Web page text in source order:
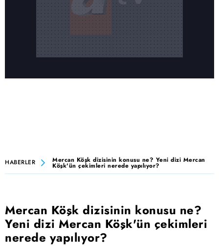
HABERLER Mercan Köşk dizisinin konusu ne? Yeni dizi Mercan
Köşk'ün çekimleri nerede yapılıyor?
Mercan Köşk dizisinin konusu ne?
Yeni dizi Mercan Köşk'ün çekimleri
nerede yapılıyor?